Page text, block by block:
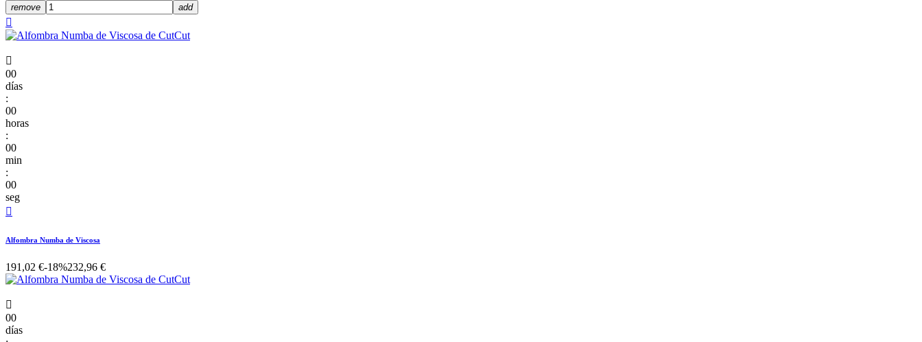
remove add


00
días
:
00
horas
:
00
min
:
00
seg

Alfombra Numba de Viscosa
191,02 €-18%232,96 €

00
días